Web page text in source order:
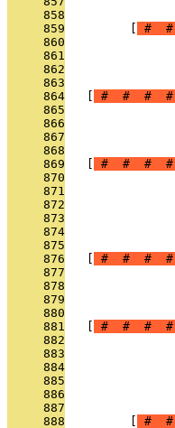
     858
     859
# #
     860
     861
     862
     863
     864
# # # #
     865
     866
     867
     868
     869
# # # #
     870
     871
     872
     873
     874
     875
     876
# # # #
     877
     878
     879
     880
     881
# # # #
     882
     883
     884
     885
     886
     887
     888
# #